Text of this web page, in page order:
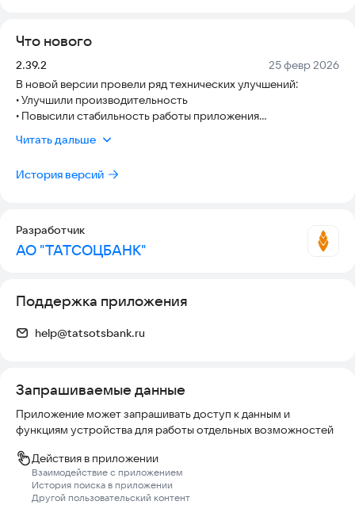
смартфон.
Что нового
Версия:
2.39.2 Дата:
25 февр 2026
В новой версии провели ряд технических улучшений:
• Улучшили производительность
• Повысили стабильность работы приложения
Читать дальше
История версий
Разработчик
АО "ТАТСОЦБАНК"
Поддержка приложения
help@tatsotsbank.ru
Запрашиваемые данные
Приложение может запрашивать доступ к данным и
функциям устройства для работы отдельных возможностей
Действия в приложении
Взаимодействие с приложением
История поиска в приложении
Другой пользовательский контент